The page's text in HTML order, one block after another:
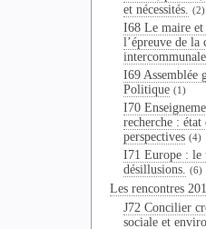
et nécessités. (2)
I68 Le maire et
l’épreuve de la
intercommunale
I69 Assemblée
Politique (1)
I70
recherche : état
perspectives (4)
I71 Europe : le
désillusions. (6)
Les rencontres
J72 Concilier
sociale et